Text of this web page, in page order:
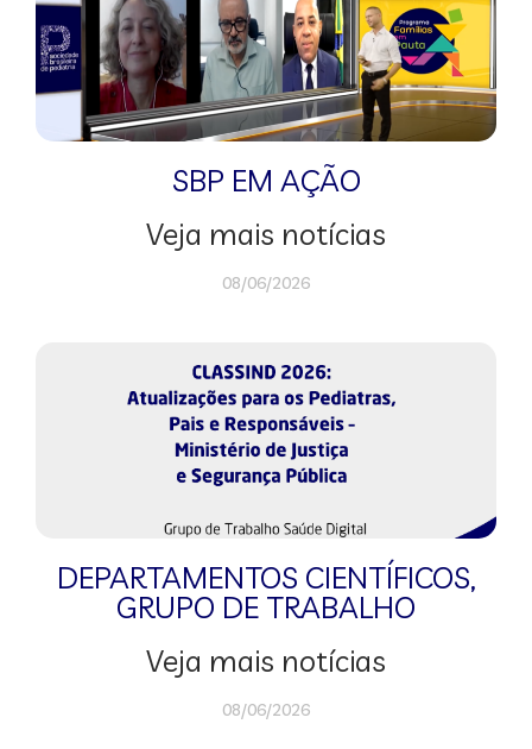
SBP EM AÇÃO
Veja mais notícias
08/06/2026
DEPARTAMENTOS CIENTÍFICOS,
GRUPO DE TRABALHO
Veja mais notícias
08/06/2026